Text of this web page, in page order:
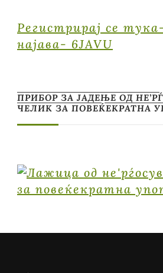
Регистрирај се
најава- 6JAVU
ПРИБОР ЗА ЈАДЕЊЕ ОД
ЧЕЛИК ЗА ПОВЕЌЕКРАТНА